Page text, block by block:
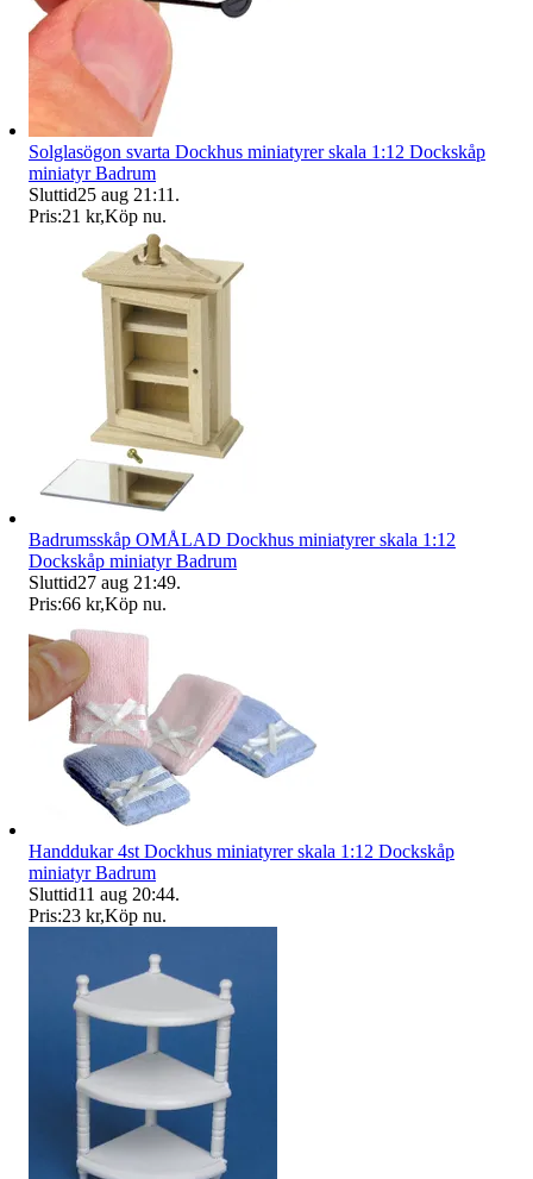
Solglasögon svarta Dockhus miniatyrer skala 1:12 Dockskåp
miniatyr Badrum
Sluttid25 aug 21:11 .
Pris:21 kr,Köp nu.
Badrumsskåp OMÅLAD Dockhus miniatyrer skala 1:12
Dockskåp miniatyr Badrum
Sluttid27 aug 21:49.
Pris:66 kr,Köp nu.
Handdukar 4st Dockhus miniatyrer skala 1:12 Dockskåp
miniatyr Badrum
Sluttid11 aug 20:44.
Pris:23 kr,Köp nu.